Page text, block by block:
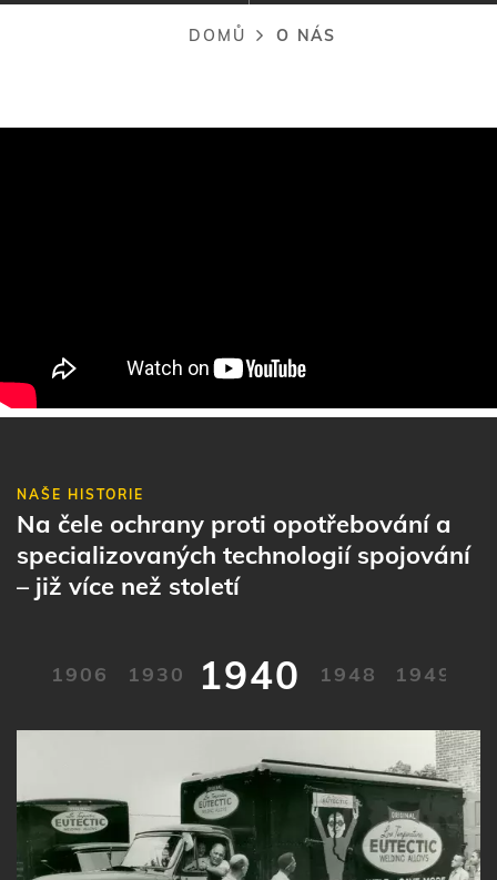
DOMŮ O NÁS
NAŠE HISTORIE
Na čele ochrany proti opotřebování a
specializovaných technologií spojování
– již více než století
1906 1930 1940 1948 1949
Obrázek
Obrázek
Obrázek
Obrázek
Obrázek
Obrázek
Obrázek
Obrázek
Obrázek
Obrázek
Obrázek
Obrázek
Obrázek
Obrázek
Obrázek
Obrázek
Obrázek
Obrázek
Obrázek
Obrázek
Obrázek
Obrázek
Obrázek